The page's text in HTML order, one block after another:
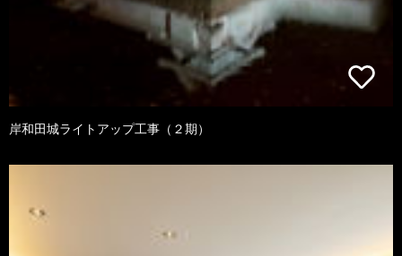
岸和田城ライトアップ工事（２期）